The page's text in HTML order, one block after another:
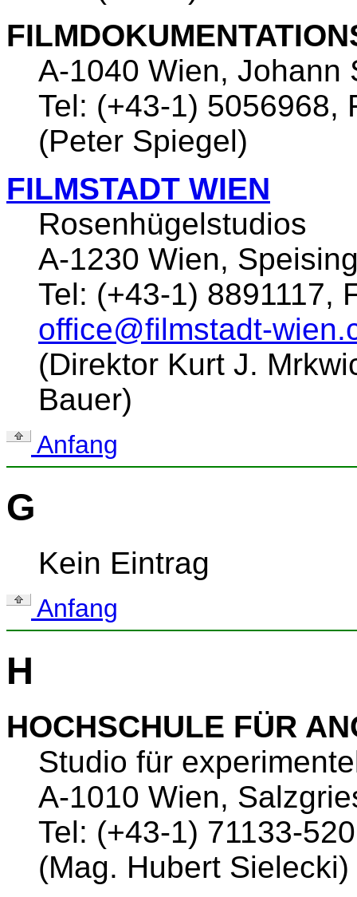
A-1040 Wien, Johann
Tel: (+43-1) 5056968,
(Peter Spiegel)
FILMSTADT WIEN
Rosenhügelstudios
A-1230 Wien,
Tel: (+43-1) 8891117,
office@filmstadt-
(Direktor Kurt J.
Bauer)
Anfang
G
Kein Eintrag
Anfang
H
HOCHSCHULE FÜR
Studio für
A-1010 Wien,
Tel: (+43-1) 71133-
(Mag. Hubert Sielecki)